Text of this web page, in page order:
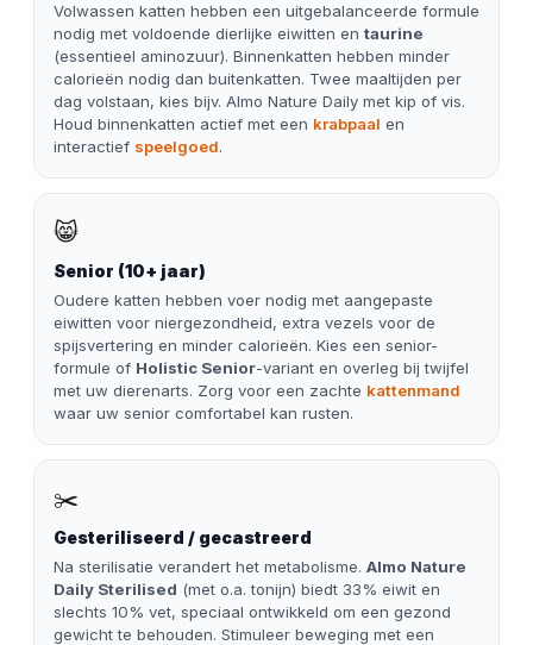
Volwassen katten hebben een uitgebalanceerde formule
nodig met voldoende dierlijke eiwitten en taurine
(essentieel aminozuur). Binnenkatten hebben minder
calorieën nodig dan buitenkatten. Twee maaltijden per
dag volstaan, kies bijv. Almo Nature Daily met kip of vis.
Houd binnenkatten actief met een krabpaal en
interactief speelgoed.
😸
Senior (10+ jaar)
Oudere katten hebben voer nodig met aangepaste
eiwitten voor niergezondheid, extra vezels voor de
spijsvertering en minder calorieën. Kies een senior-
formule of Holistic Senior-variant en overleg bij twijfel
met uw dierenarts. Zorg voor een zachte kattenmand
waar uw senior comfortabel kan rusten.
✂️
Gesteriliseerd / gecastreerd
Na sterilisatie verandert het metabolisme. Almo Nature
Daily Sterilised (met o.a. tonijn) biedt 33% eiwit en
slechts 10% vet, speciaal ontwikkeld om een gezond
gewicht te behouden. Stimuleer beweging met een